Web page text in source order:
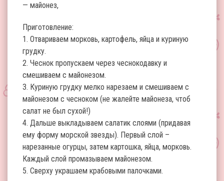
— майонез,
Приготовление:
1. Отвариваем морковь, картофель, яйца и куриную
грудку.
2. Чеснок пропускаем через чеснокодавку и
смешиваем с майонезом.
3. Куриную грудку мелко нарезаем и смешиваем с
майонезом с чесноком (не жалейте майонеза, чтоб
салат не был сухой!)
4. Дальше выкладываем салатик слоями (придавая
ему форму морской звезды). Первый слой –
нарезанные огурцы, затем картошка, яйца, морковь.
Каждый слой промазываем майонезом.
5. Сверху украшаем крабовыми палочками.